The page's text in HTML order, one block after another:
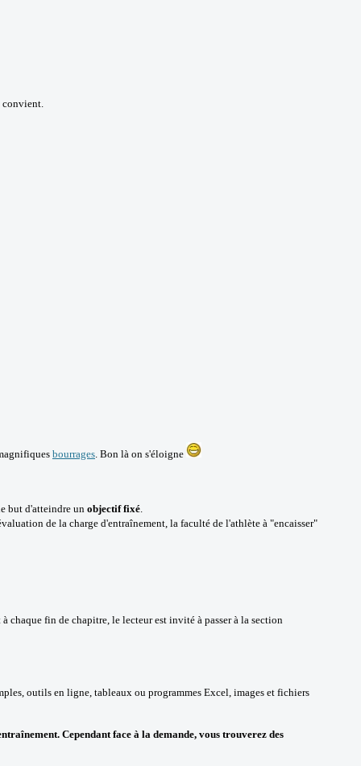
bourrages . Bon là on s'éloigne
but d'atteindre un objectif fixé
de la charge d'entraînement, la faculté de l'athlète à "encaisser"
chaque fin de chapitre, le lecteur est invité à passer à la section
outils en ligne, tableaux ou programmes Excel, images et fichiers
Cependant face à la demande, vous trouverez des